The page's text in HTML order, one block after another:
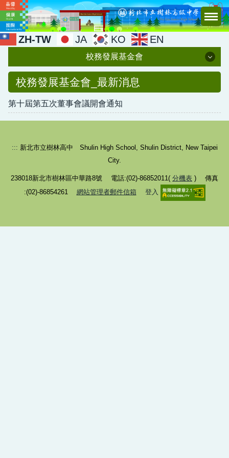
跳
到
主
要
容
ZH-TW JA KO EN
校務發展基金會
校務發展基金會
最新消息
組織章程
會議紀錄
校務發展基金會_最新消息
第十屆第五次董事會議開會通知
::: 新北市立樹林高中 Shulin High School, Shulin District, New Taipei
City.
238018新北市樹林區中華路8號 電話:(02)-86852011( 分機表 ) 傳真
:(02)-86854261 網站管理者郵件信箱 登入